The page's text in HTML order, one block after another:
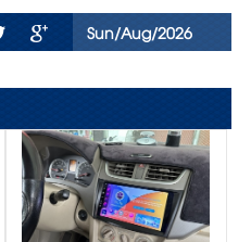
Sun/Aug/2026